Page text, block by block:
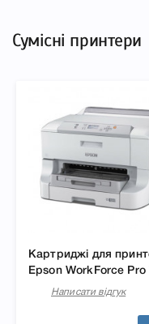
Сумісні принтери
Картриджі для
Epson WorkForce Pro
8090DWНаписати відгук